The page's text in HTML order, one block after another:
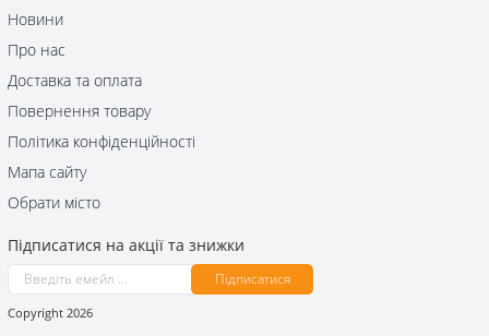
Новини
Про нас
Доставка та оплата
Повернення товару
Політика конфіденційності
Мапа сайту
Обрати місто
Підписатися на акції та знижки
Підписатися
Сopyright 2026